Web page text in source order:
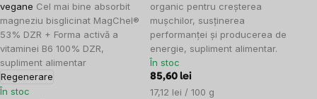
vegane Cel mai bine absorbit
magneziu bisglicinat MagChel®
53% DZR + Forma activă a
vitaminei B6 100% DZR,
supliment alimentar
Regenerare
În stoc
organic pentru creșterea
mușchilor, susținerea
performanței și producerea de
energie, supliment alimentar.
În stoc
85,60 lei
Evaluare
17,12 lei / 100 g